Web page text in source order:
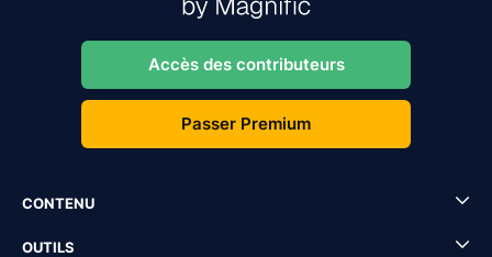
Accès des contributeurs
Passer Premium
CONTENU
OUTILS